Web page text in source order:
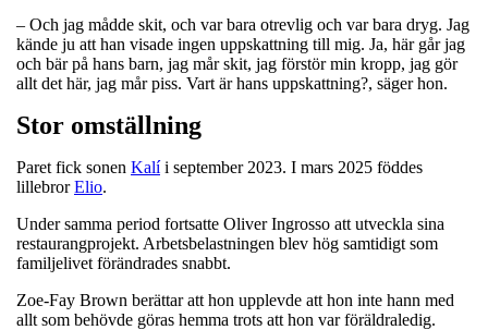
– Och jag mådde skit, och var bara otrevlig och var bara dryg. Jag
kände ju att han visade ingen uppskattning till mig. Ja, här går jag
och bär på hans barn, jag mår skit, jag förstör min kropp, jag gör
allt det här, jag mår piss. Vart är hans uppskattning?, säger hon.
Stor omställning
Paret fick sonen Kalíi september 2023. I mars 2025 föddes
lillebrorElio.
Under samma period fortsatte Oliver Ingrosso att utveckla sina
restaurangprojekt. Arbetsbelastningen blev hög samtidigt som
familjelivet förändrades snabbt.
Zoe-Fay Brown berättar att hon upplevde att hon inte hann med
allt som behövde göras hemma trots att hon var föräldraledig.